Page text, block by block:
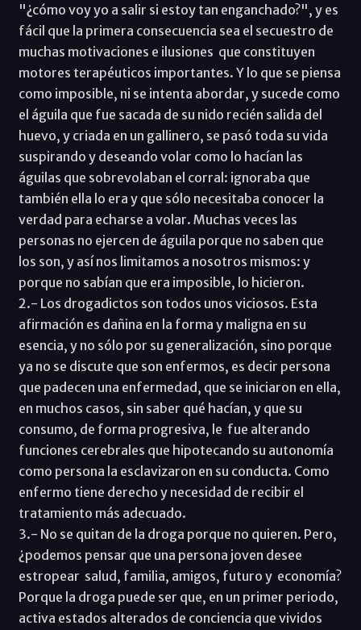
"¿cómo voy yo a salir si estoy tan enganchado?", y es
fácil que la primera consecuencia sea el secuestro de
muchas motivaciones e ilusiones que constituyen
motores terapéuticos importantes. Y lo que se piensa
como imposible, ni se intenta abordar, y sucede como
el águila que fue sacada de su nido recién salida del
huevo, y criada en un gallinero, se pasó toda su vida
suspirando y deseando volar como lo hacían las
águilas que sobrevolaban el corral: ignoraba que
también ella lo era y que sólo necesitaba conocer la
verdad para echarse a volar. Muchas veces las
personas no ejercen de águila porque no saben que
los son, y así nos limitamos a nosotros mismos: y
porque no sabían que era imposible, lo hicieron.
2.- Los drogadictos son todos unos viciosos. Esta
afirmación es dañina en la forma y maligna en su
esencia, y no sólo por su generalización, sino porque
ya no se discute que son enfermos, es decir persona
que padecen una enfermedad, que se iniciaron en ella,
en muchos casos, sin saber qué hacían, y que su
consumo, de forma progresiva, le fue alterando
funciones cerebrales que hipotecando su autonomía
como persona la esclavizaron en su conducta. Como
enfermo tiene derecho y necesidad de recibir el
tratamiento más adecuado.
3.- No se quitan de la droga porque no quieren. Pero,
¿podemos pensar que una persona joven desee
estropear salud, familia, amigos, futuro y economía?
Porque la droga puede ser que, en un primer periodo,
activa estados alterados de conciencia que vividos